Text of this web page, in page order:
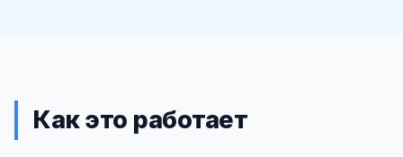
Как это работает